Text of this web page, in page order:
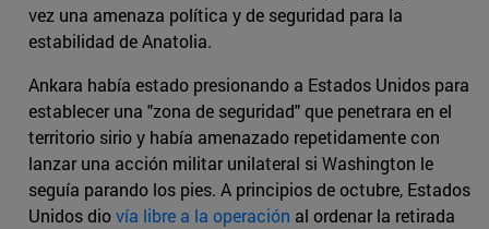
vez una amenaza política y de seguridad para la
estabilidad de Anatolia.
Ankara había estado presionando a Estados Unidos para
establecer una "zona de seguridad" que penetrara en el
territorio sirio y había amenazado repetidamente con
lanzar una acción militar unilateral si Washington le
seguía parando los pies. A principios de octubre, Estados
Unidos diovía libre a la operación al ordenar la retirada